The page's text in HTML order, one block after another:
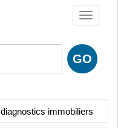
Toggle
diagnostics immobiliers